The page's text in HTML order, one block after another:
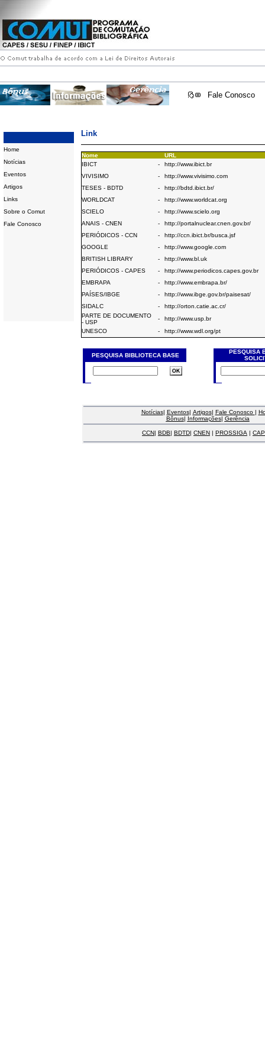
Fale Conosco
Home
Notícias
Eventos
Artigos
Links
Sobre o Comut
Fale Conosco
Link
Nome
URL
IBICT
-
http://www.ibict.br
VIVISIMO
-
http://www.vivisimo.com
TESES - BDTD
-
http://bdtd.ibict.br/
WORLDCAT
-
http://www.worldcat.org
SCIELO
-
http://www.scielo.org
ANAIS - CNEN
-
http://portalnuclear.cnen.gov.br/
PERIÓDICOS - CCN
-
http://ccn.ibict.br/busca.jsf
GOOGLE
-
http://www.google.com
BRITISH LIBRARY
-
http://www.bl.uk
PERIÓDICOS - CAPES
-
http://www.periodicos.capes.gov.br
EMBRAPA
-
http://www.embrapa.br/
PAÍSES/IBGE
-
http://www.ibge.gov.br/paisesat/
SIDALC
-
http://orton.catie.ac.cr/
PARTE DE DOCUMENTO
- USP
-
http://www.usp.br
UNESCO
- http://www.wdl.org/pt
PESQUISA BIBLIOTECA BASE
PESQUISA
Notícias| Eventos| Artigos| Fale Conosco |
Bônus| Informações| Gerência
CCN| BDB| BDTD| CNEN | PROSSIGA |